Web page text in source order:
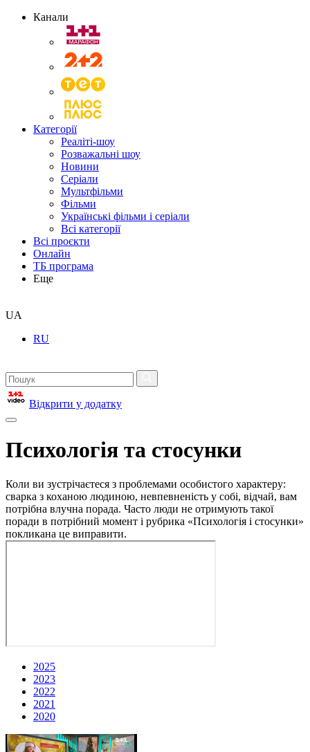
Канали
Категорії
Реаліті-шоу
Розважальні шоу
Новини
Серіали
Мультфільми
Фільми
Українські фільми і серіали
Всі категорії
Всі проєкти
Онлайн
ТБ програма
Еще
UA
RU
Відкрити у додатку
Психологія та стосунки
Коли ви зустрічаєтеся з проблемами особистого характеру:
сварка з коханою людиною, невпевненість у собі, відчай, вам
потрібна влучна порада. Часто люди не отримують такої
поради в потрібний момент і рубрика «Психологія і стосунки»
покликана це виправити.
2025
2023
2022
2021
2020